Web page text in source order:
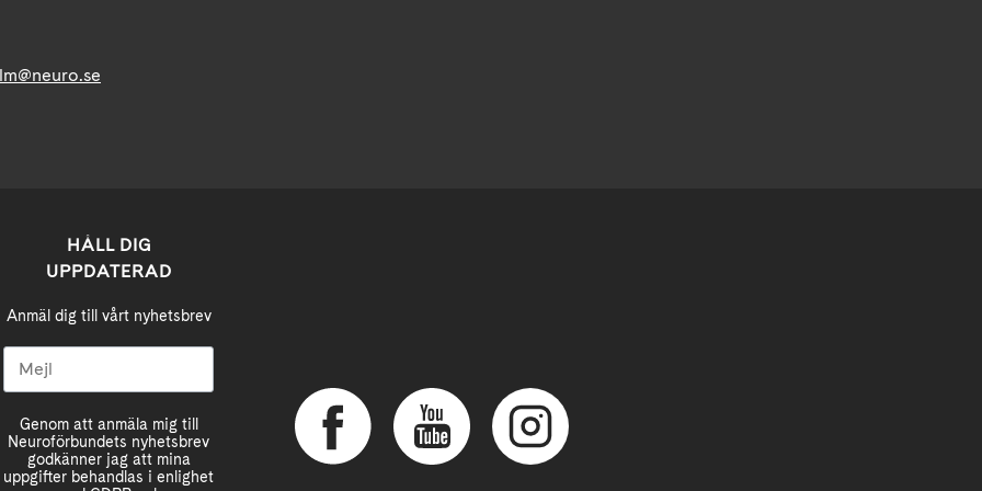
HÅLL DIG
UPPDATERAD
Anmäl dig till vårt nyhetsbrev
Genom att anmäla mig till
Neuroförbundets nyhetsbrev
godkänner jag att mina
uppgifter behandlas i enlighet